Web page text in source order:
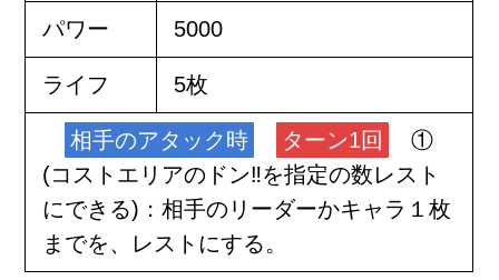
パワー 5000
ライフ 5枚
相手のアタック時 ターン1回
①
(コストエリアのドン‼︎を指定の数レスト
にできる)：相手のリーダーかキャラ１枚
までを、レストにする。